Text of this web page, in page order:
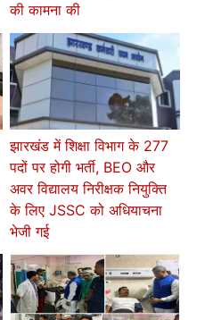
की कामना की
झारखंड में शिक्षा विभाग के 277
पदों पर होगी भर्ती, BEO और
अवर विद्यालय निरीक्षक नियुक्ति
के लिए JSSC को अधियाचना
भेजी गई